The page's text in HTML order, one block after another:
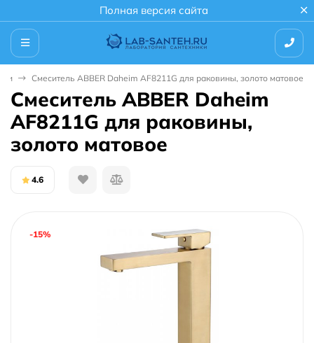
Полная версия сайта
Смеситель ABBER Daheim AF8211G для раковины, золото матовое
Смеситель ABBER Daheim
AF8211G для раковины,
золото матовое
4.6
-15%